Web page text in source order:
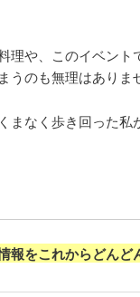
や、このイベン
のも無理はありま
なく歩き回った私
報をこれからどん